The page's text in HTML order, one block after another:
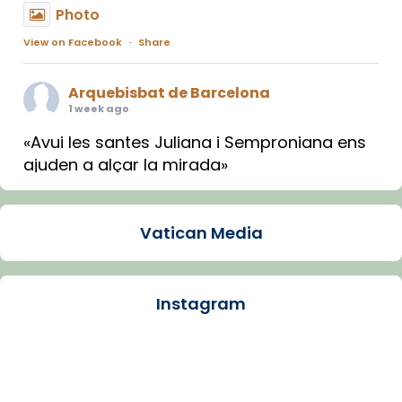
Photo
View on Facebook · Share
Arquebisbat de Barcelona
1 week ago
«Avui les santes Juliana i Semproniana ens
ajuden a alçar la mirada»
Mons. Sergi Gordo, bisbe de Tortosa, ha
Santes de Mataró.
🔗tinyurl.com/cvu5jmbk
Vatican Media
Instagram